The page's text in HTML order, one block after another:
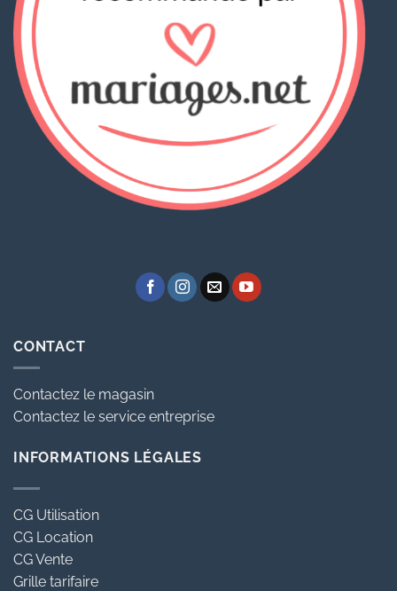
CONTACT
Contactez le magasin
Contactez le service entreprise
INFORMATIONS LÉGALES
CG Utilisation
CG Location
CG Vente
Grille tarifaire